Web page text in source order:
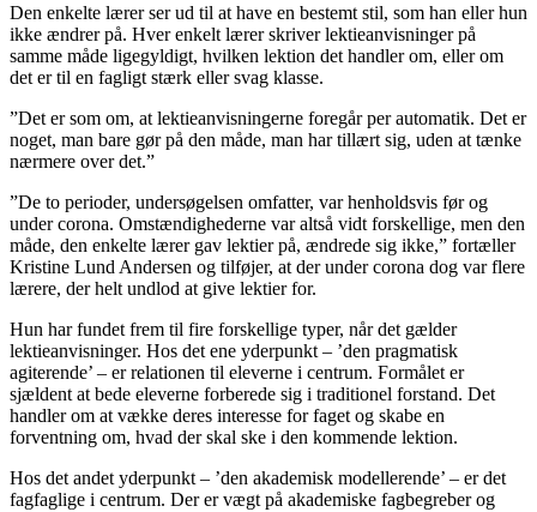
Den enkelte lærer ser ud til at have en bestemt stil, som han eller hun
ikke ændrer på. Hver enkelt lærer skriver lektieanvisninger på
samme måde ligegyldigt, hvilken lektion det handler om, eller om
det er til en fagligt stærk eller svag klasse.
”Det er som om, at lektieanvisningerne foregår per automatik. Det er
noget, man bare gør på den måde, man har tillært sig, uden at tænke
nærmere over det.”
”De to perioder, undersøgelsen omfatter, var henholdsvis før og
under corona. Omstændighederne var altså vidt forskellige, men den
måde, den enkelte lærer gav lektier på, ændrede sig ikke,” fortæller
Kristine Lund Andersen og tilføjer, at der under corona dog var flere
lærere, der helt undlod at give lektier for.
Hun har fundet frem til fire forskellige typer, når det gælder
lektieanvisninger. Hos det ene yderpunkt – ’den pragmatisk
agiterende’ – er relationen til eleverne i centrum. Formålet er
sjældent at bede eleverne forberede sig i traditionel forstand. Det
handler om at vække deres interesse for faget og skabe en
forventning om, hvad der skal ske i den kommende lektion.
Hos det andet yderpunkt – ’den akademisk modellerende’ – er det
fagfaglige i centrum. Der er vægt på akademiske fagbegreber og